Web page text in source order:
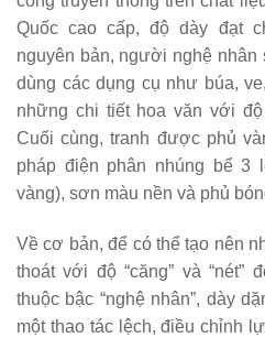
Quốc cao cấp, độ dày đạt
nguyên bản, người nghệ nhân
dùng các dụng cụ như búa,
những chi tiết hoa văn với
Cuối cùng, tranh được phủ
pháp điện phân nhúng bể
vàng), sơn màu nền và phủ
Về cơ bản, để có thể tạo nên
thoát với độ “căng” và
thuộc bậc “nghệ nhân”, dày
một thao tác lệch, điều chỉnh